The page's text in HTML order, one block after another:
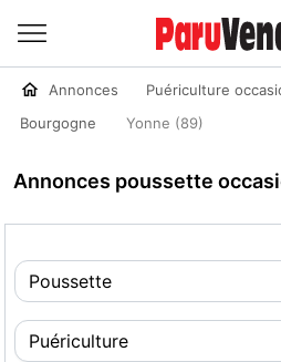
Annonces Puériculture
Bourgogne
Yonne (89)
Annonces poussette